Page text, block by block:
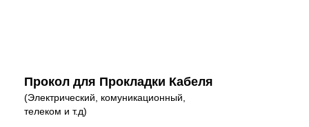
Прокол для Прокладки Кабеля
(Электрический, комуникационный,
телеком и т.д)